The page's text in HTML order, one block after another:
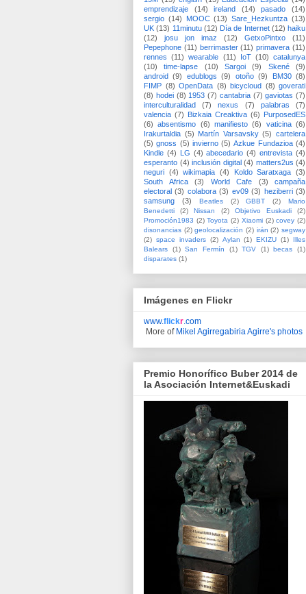
emprendizaje
(14) ireland (14) pasado
(14)
sergio (14) MOOC (13) Sare_Hezkuntza (13)
UK (13) 11minutu (12) Día de Internet (12) haiku
(12)
josu jon imaz (12) GetxoPintxo
(11)
Pepephone (11) berrimaster (11) primavera (11)
rennes (11) wearable (11) IoT (10) catalunya
(10)
time-lapse (10) Sargoi (9) Skené
(9)
android (9) edublogs (9) otoño (9) BM30 (8)
FIMP (8) OpenData (8) bicycloud (8) goverati
(8) hodei (8) 1953 (7) cantabria (7) gaviotas (7)
interculturalidad
(7) nexus (7) palabras
(7)
valencia (7) Bizkaia Creaktiva (6) PurposedES
(6)
absentismo (6) manifiesto (6) vaticina (6)
Irakurtaldia (5) Martín Varsavsky (5) cartelera
(5) gnoss (5) invierno (5) Azkue Fundazioa (4)
Kindle (4) LG (4) abecedario (4) entrevista (4)
esperanto (4) inclusión digital (4) matters2us (4)
neguri (4) wikimapia (4) Koldo Saratxaga (3)
South Africa
(3) World Cafe (3)
campaña
electoral (3) colabora (3) ev09 (3) heziberri (3)
samsung
(3) Beatles (2) GBBT (2)
Mario
Benedetti
(2) Nissan (2) Objetivo Euskadi
(2)
Promoción1983 (2) Toyota (2) Xiaomi (2) covey (2)
disonancias (2) geolocalización (2) irán (2) segway
(2) space invaders (2) Aylan (1) EKIZU (1)
Illes
Balears
(1) San Fermín (1) TGV (1) becas
(1)
disparates (1)
Imágenes en Flickr
www.flickr .com
More of Mikel Agirregabiria Agirre's photos
Premio Honorífico Buber 2014 de
la Asociación Internet&Euskadi